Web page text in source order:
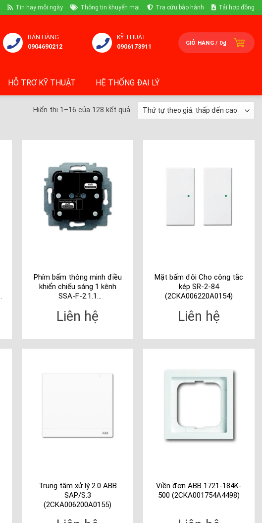
Tin hay mỗi ngày Thông tin khuyến mại Tra cứu bảo hành Tải hợp đồng
BÁN HÀNG
0904690212
KỸ THUẬT
0906173911
GIỎ HÀNG / 0₫
HỖ TRỢ KỸ THUẬT HỆ THỐNG ĐẠI LÝ
Hiển thị 1–16 của 128 kết quả
Phím bấm thông minh điều
khiển chiếu sáng 1 kênh
SSA-F-2.1.1
Liên hệ
Mặt bấm đôi Cho công tắc
kép SR-2-84
(2CKA006220A0154)
Liên hệ
Trung tâm xử lý 2.0 ABB
SAP/S.3
(2CKA006200A0155)
Viền đơn ABB 1721-184K-
500 (2CKA001754A4498)